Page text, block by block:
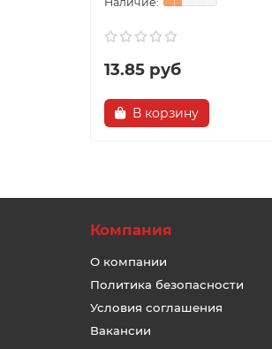
13.85 руб
В корзину
Компания
О компании
Политика безопасности
Условия соглашения
Вакансии